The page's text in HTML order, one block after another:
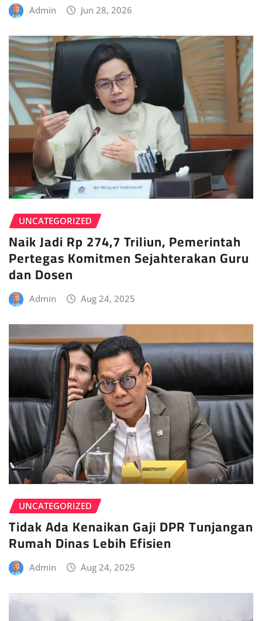
Admin Jun 28, 2026
UNCATEGORIZED
Naik Jadi Rp 274,7 Triliun, Pemerintah
Pertegas Komitmen Sejahterakan Guru
dan Dosen
Admin Aug 24, 2025
UNCATEGORIZED
Tidak Ada Kenaikan Gaji DPR Tunjangan
Rumah Dinas Lebih Efisien
Admin Aug 24, 2025